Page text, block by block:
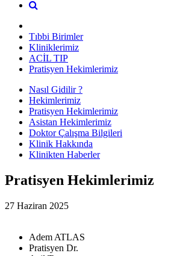
Tıbbi Birimler
Kliniklerimiz
ACİL TIP
Pratisyen Hekimlerimiz
Nasıl Gidilir ?
Hekimlerimiz
Pratisyen Hekimlerimiz
Asistan Hekimlerimiz
Doktor Çalışma Bilgileri
Klinik Hakkında
Klinikten Haberler
Pratisyen Hekimlerimiz
27 Haziran 2025
Adem ATLAS
Pratisyen Dr.